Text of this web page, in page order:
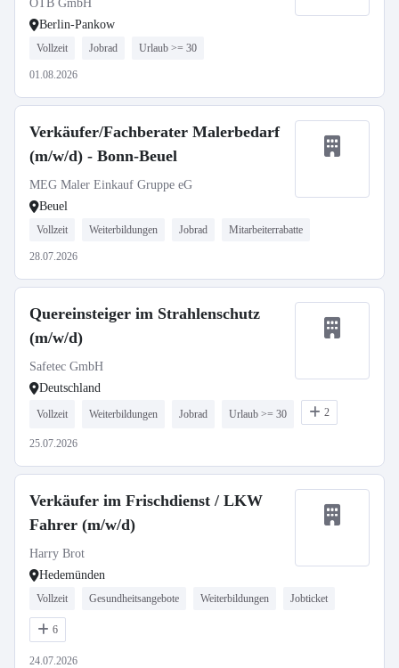
OTB GmbH
Berlin-Pankow
Vollzeit Jobrad Urlaub >= 30
01.08.2026
Verkäufer/Fachberater Malerbedarf
(m/w/d) - Bonn-Beuel
MEG Maler Einkauf Gruppe eG
Beuel
Vollzeit Weiterbildungen Jobrad Mitarbeiterrabatte
28.07.2026
Quereinsteiger im Strahlenschutz
(m/w/d)
Safetec GmbH
Deutschland
Vollzeit Weiterbildungen Jobrad Urlaub >= 30 2
25.07.2026
Verkäufer im Frischdienst / LKW
Fahrer (m/w/d)
Harry Brot
Hedemünden
Vollzeit Gesundheitsangebote Weiterbildungen Jobticket
6
24.07.2026